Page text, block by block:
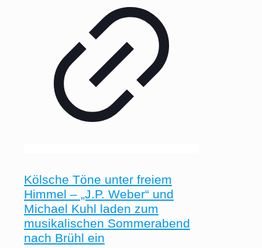
Kölsche Töne unter freiem
Himmel – „J.P. Weber“ und
Michael Kuhl laden zum
musikalischen Sommerabend
nach Brühl ein